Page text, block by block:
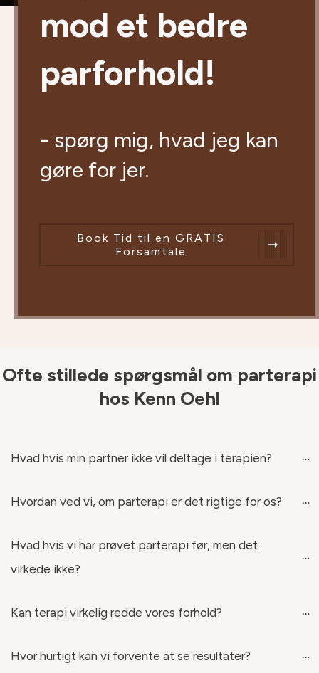
mod et bedre
parforhold!
- spørg mig, hvad jeg kan
gøre for jer.
Book Tid til en GRATIS
Forsamtale
Ofte stillede spørgsmål om parterapi
hos Kenn Oehl
Hvad hvis min partner ikke vil deltage i terapien?
Hvordan ved vi, om parterapi er det rigtige for os?
Hvad hvis vi har prøvet parterapi før, men det
virkede ikke?
Kan terapi virkelig redde vores forhold?
Hvor hurtigt kan vi forvente at se resultater?